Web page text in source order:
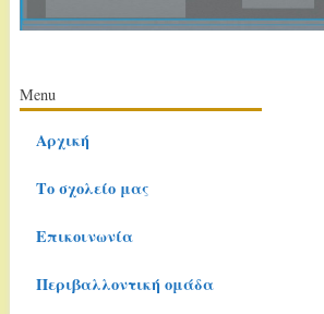
Κύριο μενού
Μετάβαση
περιεχόμενο
Menu
Αρχική
Το σχολείο μας
Επικοινωνία
Περιβαλλοντική ομάδα